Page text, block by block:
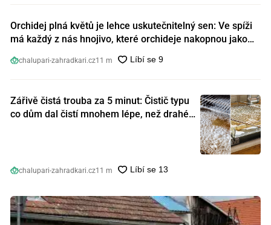
Orchidej plná květů je lehce uskutečnitelný sen: Ve spíži
má každý z nás hnojivo, které orchideje nakopnou jako
chalupari-zahradkari.cz11 m
Zářivě čistá trouba za 5 minut: Čistič typu
co dům dal čistí mnohem lépe, než drahé
chalupari-zahradkari.cz11 m